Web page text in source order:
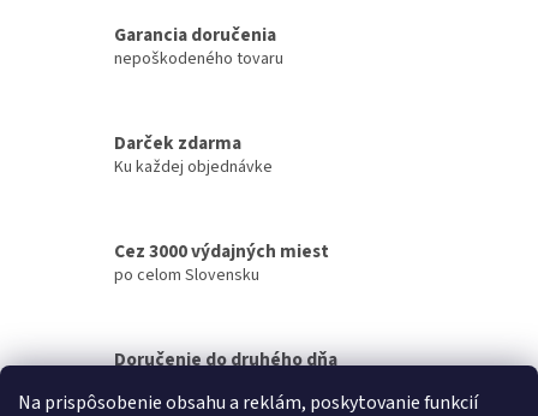
Na prispôsobenie obsahu a reklám, poskytovanie funkcií
Garancia doručenia
nepoškodeného tovaru
Darček zdarma
Ku každej objednávke
Cez 3000 výdajných miest
po celom Slovensku
Doručenie do druhého dňa